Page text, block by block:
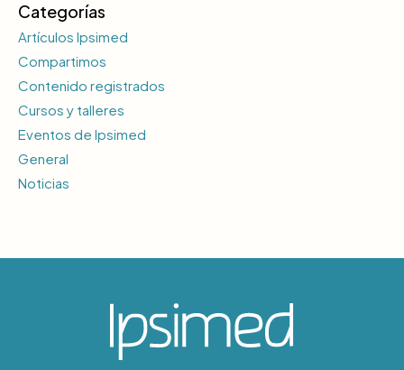
Categorías
Artículos Ipsimed
Compartimos
Contenido registrados
Cursos y talleres
Eventos de Ipsimed
General
Noticias